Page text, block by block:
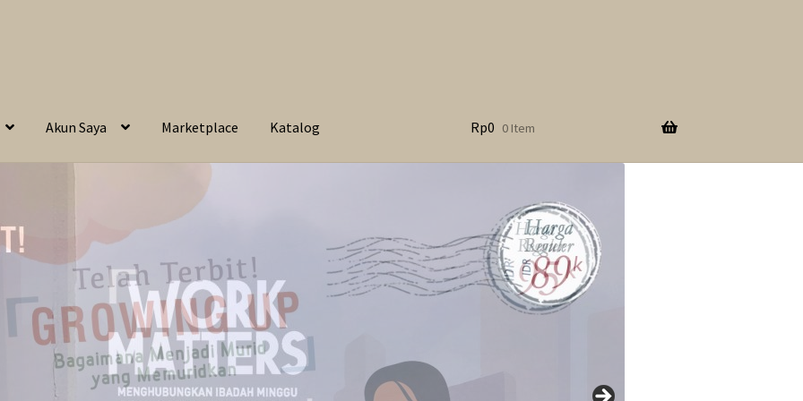
Akun Saya Marketplace Katalog Rp0 0 Item